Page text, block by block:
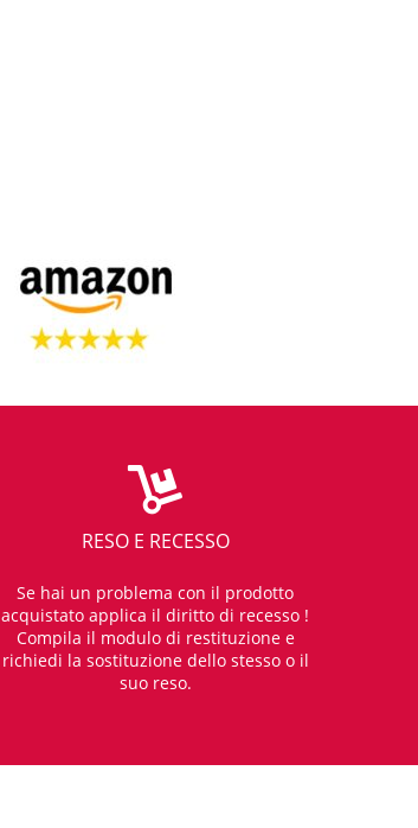
RESO E RECESSO
Se hai un problema con il prodotto
acquistato applica il diritto di recesso !
Compila il modulo di restituzione e
richiedi la sostituzione dello stesso o il
suo reso.